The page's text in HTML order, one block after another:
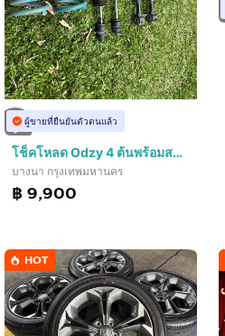
ผู้ขายที่ยืนยันตัวตนแล้ว
โช็คโหลด Odzy 4 ต้นพร้อมสปริง ใส่ฟอร์จูนเนอร์ปี 2016
บางนา กรุงเทพมหานคร
฿ 9,900
HOT